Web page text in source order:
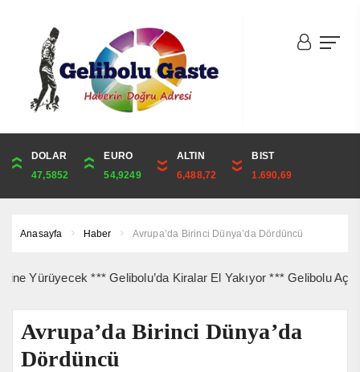
DOLAR
47,5852
EURO
54,9249
ALTIN
6,488,72
BIST
1.690,69
ONS
4,240,26
ALTIN
6,488,72
ÇEYREK
10,609,05
CUMHURİYET
43,869,00
Anasayfa Haber Avrupa’da Birinci Dünya’da Dördüncü
*** Gelibolu’da Kiralar El Yakıyor *** Gelibolu
Avrupa’da Birinci Dünya’da
Dördüncü